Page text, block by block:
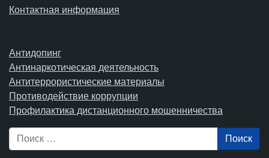
Контактная информация
Антидопинг
Антинаркотическая деятельность
Антитеррористические материалы
Противодействие коррупции
Профилактика дистанционного мошенничества
Поиск